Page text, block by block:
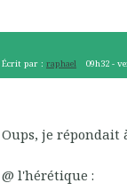
Écrit par : raphael 09h32 -
Oups, je répondait
@ l'hérétique :